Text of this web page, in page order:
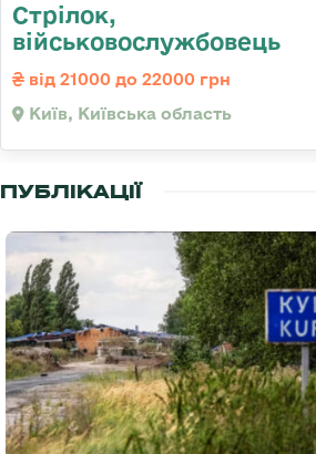
Стрілок,
військовослужбовець
від 21000 до 22000 грн
Київ, Київська область
ПУБЛІКАЦІЇ